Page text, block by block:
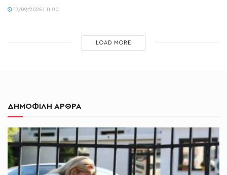
13/09/2025 | 11:00
LOAD MORE
ΔΗΜΟΦΙΛΗ ΑΡΘΡΑ